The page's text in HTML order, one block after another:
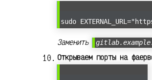
sudo
Заменить
Открываем порты на